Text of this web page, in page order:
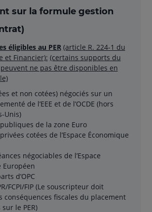
sur la formule gestion
éligibles au PER (article R. 224-1 du
et Financier): (certains supports du
ne pas être disponibles en
et non cotées) négociés sur un
de l’EEE et de l’OCDE (hors
Unis)
de la zone Euro
cotées de l’Espace Économique
négociables de l’Espace
Européen
d’OPC
FCPI/FIP (Le souscripteur doit
conséquences fiscales du placement
le PER)